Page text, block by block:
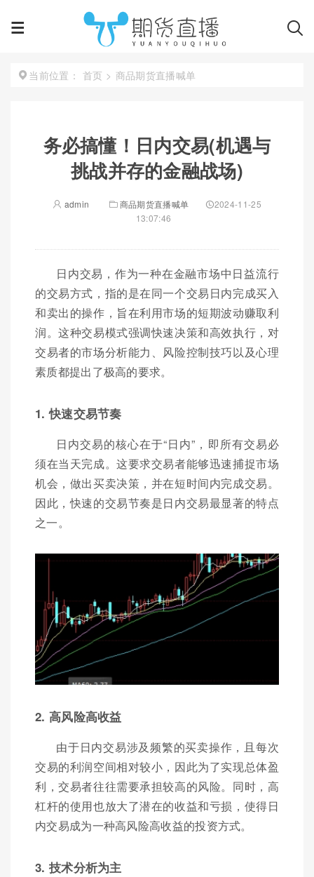
当前位置： 首页 > 商品期货直播喊单
务必搞懂！日内交易(机遇与
挑战并存的金融战场)
admin 商品期货直播喊单
2024-11-25
13:07:46
日内交易，作为一种在金融市场中日益流行
的交易方式，指的是在同一个交易日内完成买入
和卖出的操作，旨在利用市场的短期波动赚取利
润。这种交易模式强调快速决策和高效执行，对
交易者的市场分析能力、风险控制技巧以及心理
素质都提出了极高的要求。
1. 快速交易节奏
日内交易的核心在于“日内”，即所有交易必
须在当天完成。这要求交易者能够迅速捕捉市场
机会，做出买卖决策，并在短时间内完成交易。
因此，快速的交易节奏是日内交易最显著的特点
之一。
2. 高风险高收益
由于日内交易涉及频繁的买卖操作，且每次
交易的利润空间相对较小，因此为了实现总体盈
利，交易者往往需要承担较高的风险。同时，高
杠杆的使用也放大了潜在的收益和亏损，使得日
内交易成为一种高风险高收益的投资方式。
3. 技术分析为主